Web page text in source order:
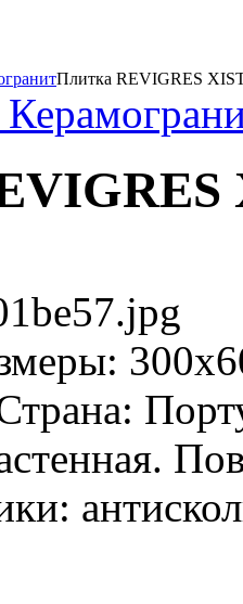
Плитка REVIGRES